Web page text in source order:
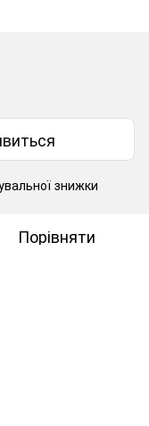
знижки
Порівняти